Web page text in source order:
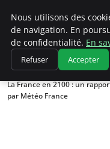
Accueil
Changements
La France en 2100 : un
par Météo France
Nous utilisons des
de navigation. En
de confidentialité. En
Refuser Accepter